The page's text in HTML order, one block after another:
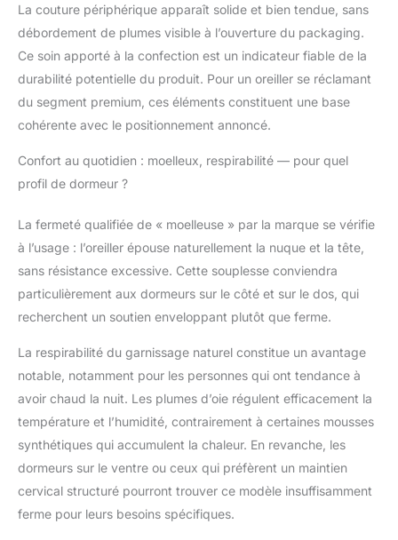
s'adapter parfaitement
à n'importe quelle
position de sommeil.
Que vous dormiez sur
sur le côté, cet oreiller
offre un soutien moyen
besoins. COTON
taie d'oreiller est
qualité supérieure, qui
procure non seulement
une sensation douce et
fraîche sur la peau,
une excellente
respirabilité la nuit. La
augmente encore votre
confort. Artisanat
italien : cet oreiller de lit
est fièrement « fabriqué
résultat d'un savoir-
faire artisanal et d'une
La couture périphérique apparaît solide et bien tendue, sans
débordement de plumes visible à l’ouverture du packaging.
Ce soin apporté à la confection est un indicateur fiable de la
durabilité potentielle du produit. Pour un oreiller se réclamant
du segment premium, ces éléments constituent une base
cohérente avec le positionnement annoncé.
Confort au quotidien : moelleux, respirabilité — pour quel
profil de dormeur ?
La fermeté qualifiée de « moelleuse » par la marque se vérifie
à l’usage : l’oreiller épouse naturellement la nuque et la tête,
sans résistance excessive. Cette souplesse conviendra
particulièrement aux dormeurs sur le côté et sur le dos, qui
recherchent un soutien enveloppant plutôt que ferme.
La respirabilité du garnissage naturel constitue un avantage
notable, notamment pour les personnes qui ont tendance à
avoir chaud la nuit. Les plumes d’oie régulent efficacement la
température et l’humidité, contrairement à certaines mousses
synthétiques qui accumulent la chaleur. En revanche, les
dormeurs sur le ventre ou ceux qui préfèrent un maintien
cervical structuré pourront trouver ce modèle insuffisamment
ferme pour leurs besoins spécifiques.